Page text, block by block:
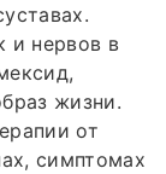
и нервов в
жизни.
от
симптомах